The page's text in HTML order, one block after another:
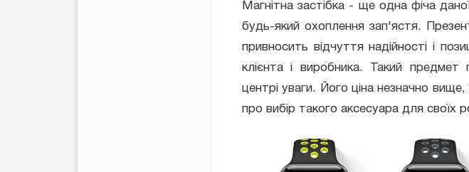
Магнітна застібка - ще одна фіча
будь-який охоплення зап'ястя.
привносить відчуття надійності і
клієнта і виробника. Такий предмет
центрі уваги. Його ціна незначно
про вибір такого аксесуара для своїх